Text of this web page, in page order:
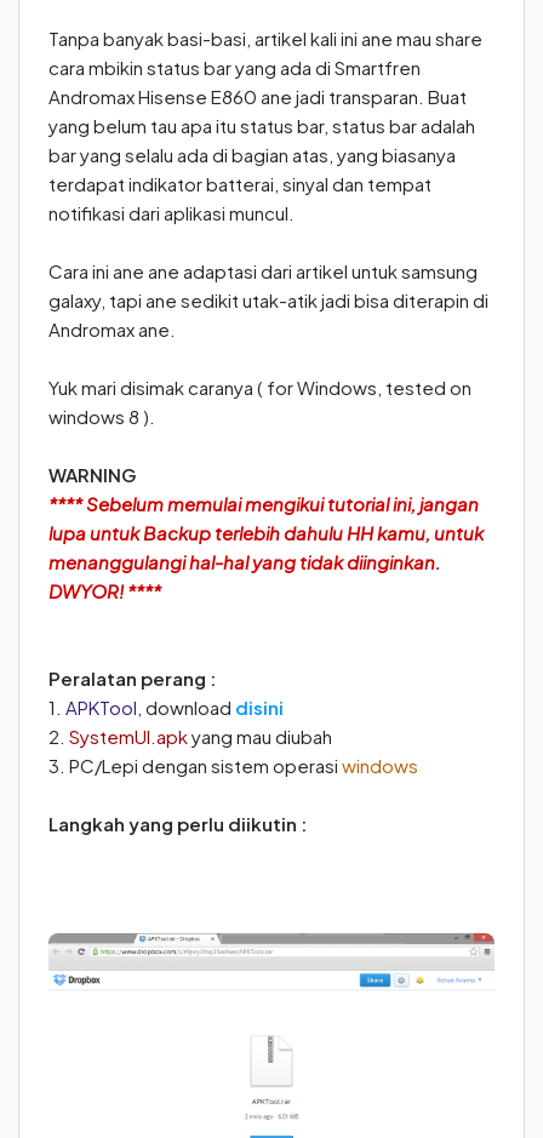
Tanpa banyak basi-basi, artikel kali ini ane mau share
cara mbikin status bar yang ada di Smartfren
Andromax Hisense E860 ane jadi transparan. Buat
yang belum tau apa itu status bar, status bar adalah
bar yang selalu ada di bagian atas, yang biasanya
terdapat indikator batterai, sinyal dan tempat
notifikasi dari aplikasi muncul.
Cara ini ane ane adaptasi dari artikel untuk samsung
galaxy, tapi ane sedikit utak-atik jadi bisa diterapin di
Andromax ane.
Yuk mari disimak caranya ( for Windows, tested on
windows 8 ).
WARNING
**** Sebelum memulai mengikui tutorial ini, jangan
lupa untuk Backup terlebih dahulu HH kamu, untuk
menanggulangi hal-hal yang tidak diinginkan.
DWYOR! ****
Peralatan perang :
1. APKTool , download disini
2. SystemUI.apkyang mau diubah
3. PC/Lepi dengan sistem operasi windows
Langkah yang perlu diikutin :